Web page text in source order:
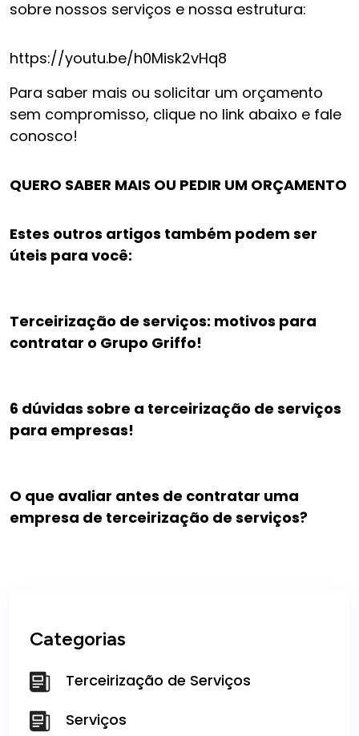
sobre nossos serviços e nossa estrutura:
https://youtu.be/h0Misk2vHq8
Para saber mais ou solicitar um orçamento
sem compromisso, clique no link abaixo e fale
conosco!
QUERO SABER MAIS OU PEDIR UM ORÇAMENTO
Estes outros artigos também podem ser
úteis para você:
Terceirização de serviços: motivos para
contratar o Grupo Griffo!
6 dúvidas sobre a terceirização de serviços
para empresas!
O que avaliar antes de contratar uma
empresa de terceirização de serviços?
Categorias
Terceirização de Serviços
Serviços